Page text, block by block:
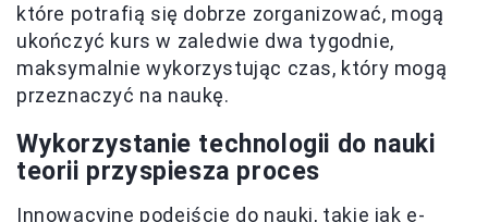
które potrafią się dobrze zorganizować, mogą
ukończyć kurs w zaledwie dwa tygodnie,
maksymalnie wykorzystując czas, który mogą
przeznaczyć na naukę.
Wykorzystanie technologii do nauki
teorii przyspiesza proces
Innowacyjne podejście do nauki, takie jak e-